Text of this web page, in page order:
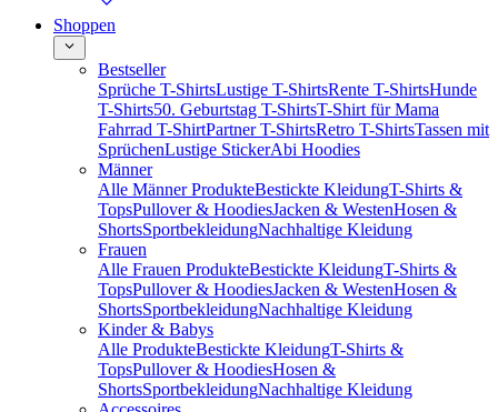
Shoppen
Bestseller
Sprüche T-ShirtsLustige T-ShirtsRente T-ShirtsHunde
T-Shirts50. Geburtstag T-ShirtsT-Shirt für Mama
Fahrrad T-ShirtPartner T-ShirtsRetro T-ShirtsTassen mit
SprüchenLustige StickerAbi Hoodies
Männer
Alle Männer ProdukteBestickte KleidungT-Shirts &
TopsPullover & HoodiesJacken & WestenHosen &
ShortsSportbekleidungNachhaltige Kleidung
Frauen
Alle Frauen ProdukteBestickte KleidungT-Shirts &
TopsPullover & HoodiesJacken & WestenHosen &
ShortsSportbekleidungNachhaltige Kleidung
Kinder & Babys
Alle ProdukteBestickte KleidungT-Shirts &
TopsPullover & HoodiesHosen &
ShortsSportbekleidungNachhaltige Kleidung